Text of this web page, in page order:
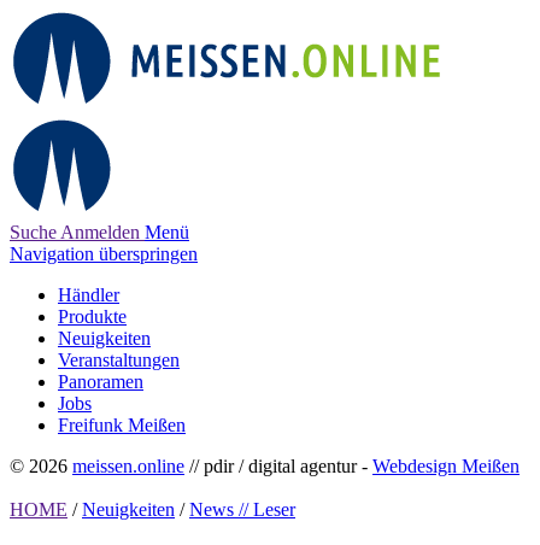
Suche Anmelden Menü
Navigation überspringen
Händler
Produkte
Neuigkeiten
Veranstaltungen
Panoramen
Jobs
Freifunk Meißen
© 2026 meissen.online // pdir / digital agentur - Webdesign Meißen
HOME / Neuigkeiten / News // Leser